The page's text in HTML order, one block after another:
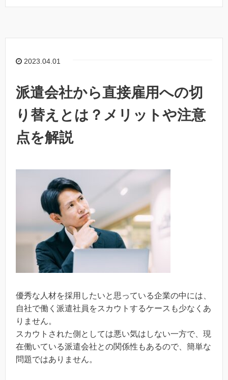
2023.04.01
派遣会社から直接雇用への切
り替えとは？メリットや注意
点を解説
優秀な人材を採用したいと思っている企業の中には、
自社で働く派遣社員をスカウトするケースも少なくあ
りません。
スカウトされた側としては悪い気はしない一方で、現
在働いている派遣会社との関係性もあるので、簡単な
問題ではありません。